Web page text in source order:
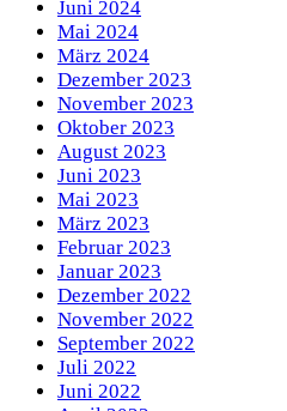
Juni 2024
Mai 2024
März 2024
Dezember 2023
November 2023
Oktober 2023
August 2023
Juni 2023
Mai 2023
März 2023
Februar 2023
Januar 2023
Dezember 2022
November 2022
September 2022
Juli 2022
Juni 2022